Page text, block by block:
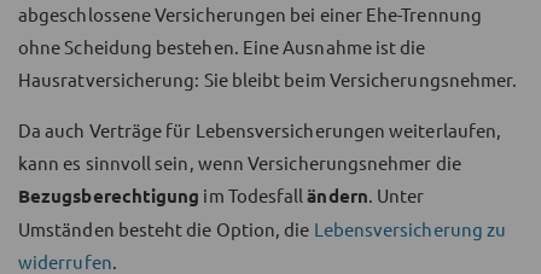
abgeschlossene Versicherungen bei einer Ehe-Trennung
ohne Scheidung bestehen. Eine Ausnahme ist die
Hausratversicherung: Sie bleibt beim Versicherungsnehmer.
Da auch Verträge für Lebensversicherungen weiterlaufen,
kann es sinnvoll sein, wenn Versicherungsnehmer die
Bezugsberechtigung im Todesfalländern . Unter
Umständen besteht die Option, die Lebensversicherung zu
widerrufen